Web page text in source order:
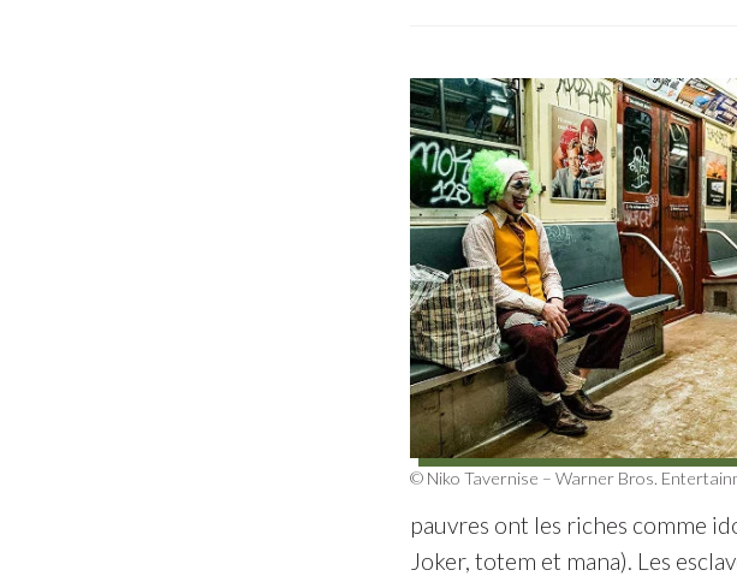
© Niko Tavernise – Warner Bros.
pauvres ont les riches comme
Joker, totem et mana). Les